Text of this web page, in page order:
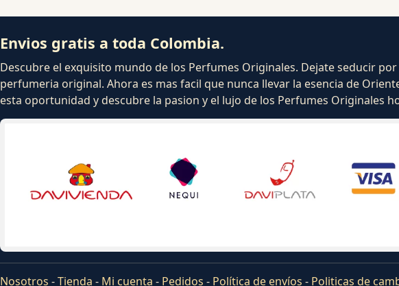
Envios gratis a toda Colombia.
Descubre el exquisito mundo de los Perfumes Originales. Dejate seducir
perfumeria original. Ahora es mas facil que nunca llevar la esencia de
esta oportunidad y descubre la pasion y el lujo de los Perfumes Originales
Nosotros -Tienda - Mi cuenta - Pedidos - Política de envíos - Politicas de